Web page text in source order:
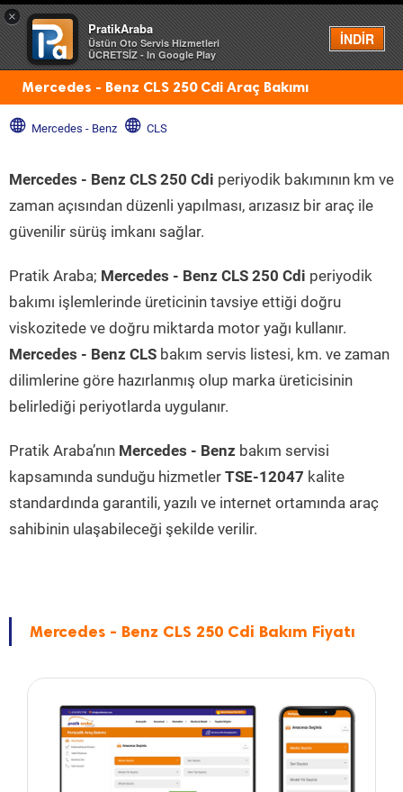
×
PratikAraba
Üstün Oto Servis Hizmetleri
ÜCRETSİZ - In Google Play
İNDİR
Menü
Mercedes - Benz CLS 250 Cdi Araç Bakımı
Mercedes - Benz CLS
Mercedes - Benz CLS 250 Cdi periyodik bakımının km ve
zaman açısından düzenli yapılması, arızasız bir araç ile
güvenilir sürüş imkanı sağlar.
Pratik Araba; Mercedes - Benz CLS 250 Cdi periyodik
bakımı işlemlerinde üreticinin tavsiye ettiği doğru
viskozitede ve doğru miktarda motor yağı kullanır.
Mercedes - Benz CLS bakım servis listesi, km. ve zaman
dilimlerine göre hazırlanmış olup marka üreticisinin
belirlediği periyotlarda uygulanır.
Pratik Araba’nın Mercedes - Benz bakım servisi
kapsamında sunduğu hizmetler TSE-12047 kalite
standardında garantili, yazılı ve internet ortamında araç
sahibinin ulaşabileceği şekilde verilir.
Mercedes - Benz CLS 250 Cdi Bakım Fiyatı